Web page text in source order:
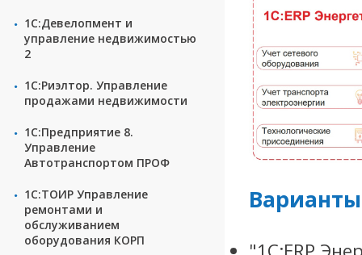
1С:Девелопмент и
управление недвижимостью
2
1С:Риэлтор. Управление
продажами недвижимости
1С:Предприятие 8.
Управление
Автотранспортом ПРОФ
1С:ТОИР Управление
ремонтами и
обслуживанием
оборудования КОРП